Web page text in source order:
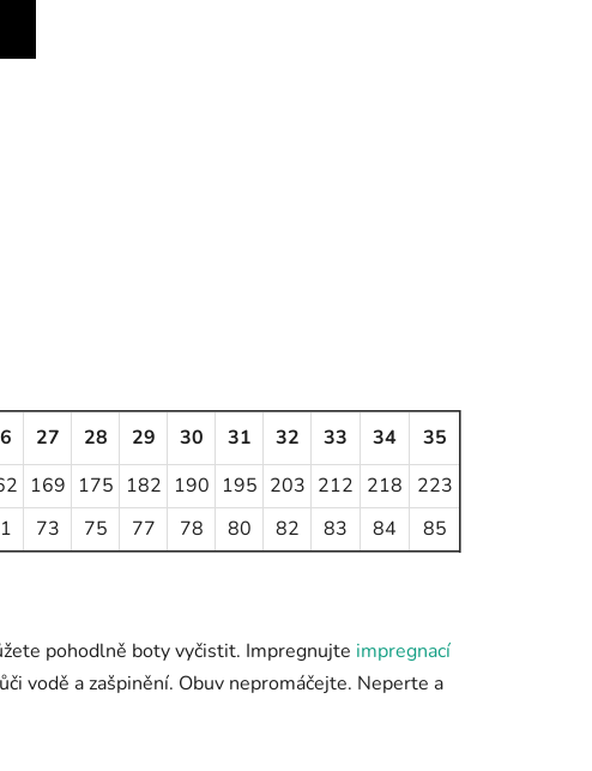
27 28 29 30 31 32 33 34
35
169 175 182 190 195 203 212 218
223
73 75 77 78 80 82 83 84 85
pohodlně boty vyčistit. Impregnujte impregnací
vodě a zašpinění. Obuv nepromáčejte. Neperte a